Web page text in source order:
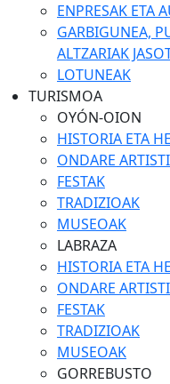
ENPRESAK ETA
GARBIGUNEA,
ALTZARIAK
LOTUNEAK
TURISMOA
OYÓN-OION
HISTORIA ETA
ONDARE
FESTAK
TRADIZIOAK
MUSEOAK
LABRAZA
HISTORIA ETA
ONDARE
FESTAK
TRADIZIOAK
MUSEOAK
GORREBUSTO